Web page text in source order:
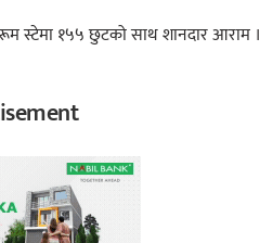
स्टेमा १५५ छुटको साथ शानदार आराम ।